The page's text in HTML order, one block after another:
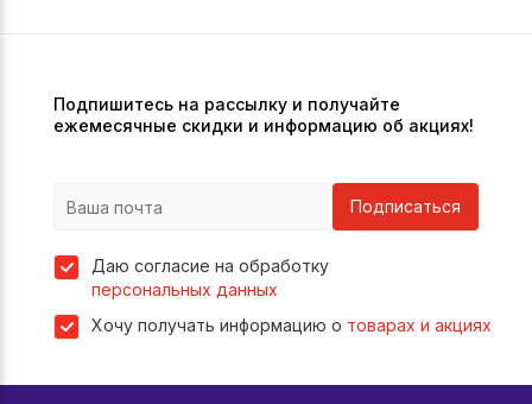
Подпишитесь на рассылку и получайте
ежемесячные скидки и информацию об акциях!
Подписаться
Даю согласие на обработку
персональных данных
Хочу получать информацию о товарах и акциях